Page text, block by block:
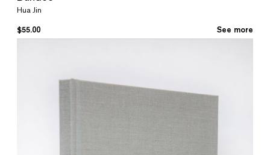
Hua Jin
$55.00 See more